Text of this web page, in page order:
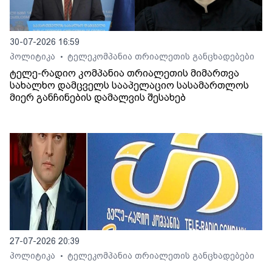
30-07-2026 16:59
პოლიტიკა
• ტელეკომპანია თრიალეთის განცხადებები
ტელე-რადიო კომპანია თრიალეთის მიმართვა
სახალხო დამცველს სააპელაციო სასამართლოს
მიერ განჩინების დამალვის შესახებ
27-07-2026 20:39
პოლიტიკა
• ტელეკომპანია თრიალეთის განცხადებები